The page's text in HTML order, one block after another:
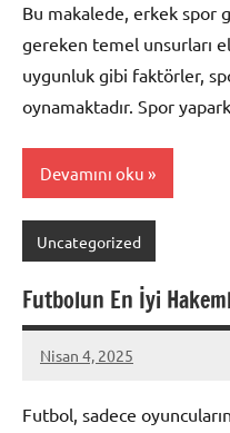
Bu makalede, erkek spor
gereken temel unsurları
uygunluk gibi faktörler,
oynamaktadır. Spor
Devamını oku
Uncategorized
Futbolun En İyi
Nisan 4, 2025
admin
Futbol, sadece